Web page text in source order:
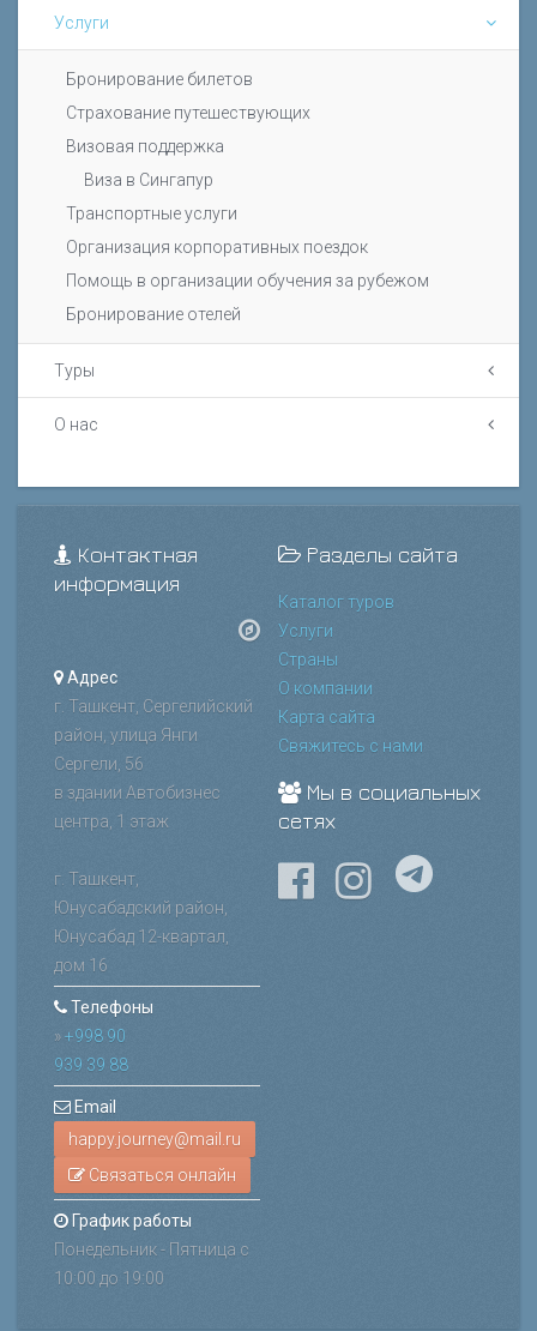
Услуги
Бронирование билетов
Страхование путешествующих
Визовая поддержка
Виза в Сингапур
Транспортные услуги
Организация корпоративных поездок
Помощь в организации обучения за рубежом
Бронирование отелей
Туры
О нас
Контактная
информация
Адрес
г. Ташкент, Сергелийский
район, улица Янги
Сергели, 56
в здании Автобизнес
центра, 1 этаж
г. Ташкент,
Юнусабадский район,
Юнусабад 12-квартал,
дом 16
Телефоны
»+998 90
939 39 88
Email
Связаться онлайн
График работы
Понедельник - Пятница с
10:00 до 19:00
Разделы сайта
Каталог туров
Услуги
Страны
О компании
Карта сайта
Свяжитесь с нами
Мы в социальных
сетях